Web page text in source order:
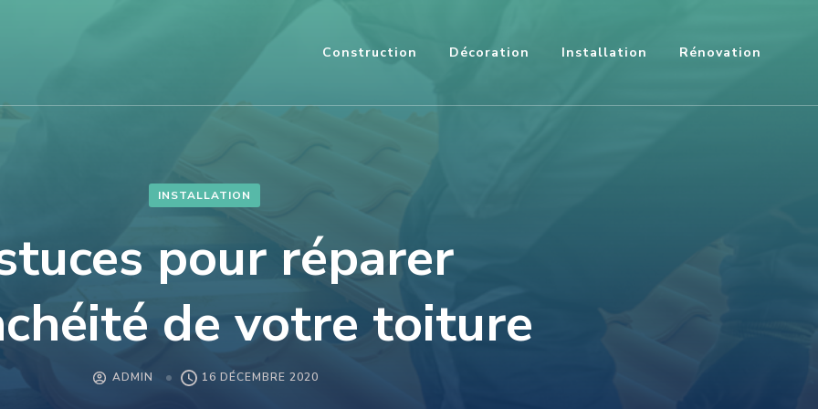
Construction Décoration Installation Rénovation
INSTALLATION
pour réparer
de votre toiture
ADMIN 16 DÉCEMBRE 2020